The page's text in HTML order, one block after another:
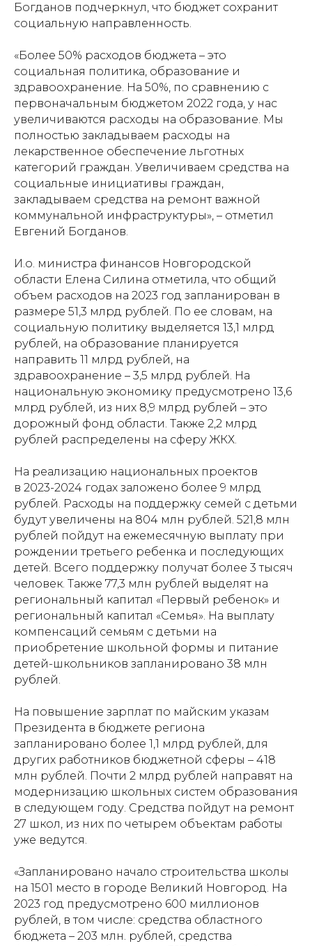
Богданов подчеркнул, что бюджет сохранит
социальную направленность.
«Более 50% расходов бюджета – это
социальная политика, образование и
здравоохранение. На 50%, по сравнению с
первоначальным бюджетом 2022 года, у нас
увеличиваются расходы на образование. Мы
полностью закладываем расходы на
лекарственное обеспечение льготных
категорий граждан. Увеличиваем средства на
социальные инициативы граждан,
закладываем средства на ремонт важной
коммунальной инфраструктуры», – отметил
Евгений Богданов.
И.о. министра финансов Новгородской
области Елена Силина отметила, что общий
объем расходов на 2023 год запланирован в
размере 51,3 млрд рублей. По ее словам, на
социальную политику выделяется 13,1 млрд
рублей, на образование планируется
направить 11 млрд рублей, на
здравоохранение – 3,5 млрд рублей. На
национальную экономику предусмотрено 13,6
млрд рублей, из них 8,9 млрд рублей – это
дорожный фонд области. Также 2,2 млрд
рублей распределены на сферу ЖКХ.
На реализацию национальных проектов
в 2023-2024 годах заложено более 9 млрд
рублей. Расходы на поддержку семей с детьми
будут увеличены на 804 млн рублей. 521,8 млн
рублей пойдут на ежемесячную выплату при
рождении третьего ребенка и последующих
детей. Всего поддержку получат более 3 тысяч
человек. Также 77,3 млн рублей выделят на
региональный капитал «Первый ребенок» и
региональный капитал «Семья». На выплату
компенсаций семьям с детьми на
приобретение школьной формы и питание
детей-школьников запланировано 38 млн
рублей.
На повышение зарплат по майским указам
Президента в бюджете региона
запланировано более 1,1 млрд рублей, для
других работников бюджетной сферы – 418
млн рублей. Почти 2 млрд рублей направят на
модернизацию школьных систем образования
в следующем году. Средства пойдут на ремонт
27 школ, из них по четырем объектам работы
уже ведутся.
«Запланировано начало строительства школы
на 1501 место в городе Великий Новгород. На
2023 год предусмотрено 600 миллионов
рублей, в том числе: средства областного
бюджета – 203 млн. рублей, средства